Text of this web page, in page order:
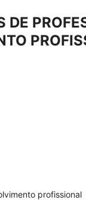
DE
profissional